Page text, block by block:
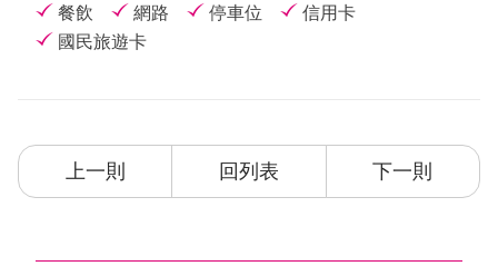
餐飲 網路 停車位
信用卡
國民旅遊卡
上一則 回列表 下一則